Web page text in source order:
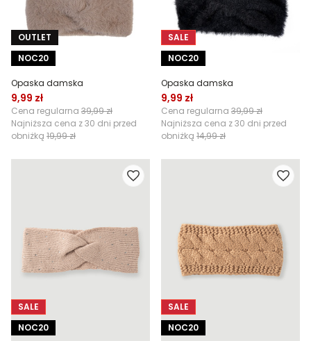
OUTLET
NOC20
Opaska damska
9,99 zł
Cena regularna 39,99 zł
Najniższa cena z 30 dni przed
obniżką 19,99 zł
SALE
NOC20
Opaska damska
9,99 zł
Cena regularna 39,99 zł
Najniższa cena z 30 dni przed
obniżką 14,99 zł
SALE
NOC20
SALE
NOC20